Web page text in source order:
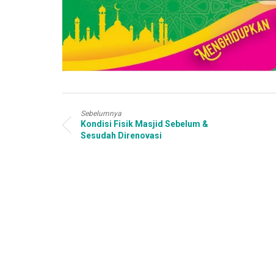
Sebelumnya
Kondisi Fisik Masjid Sebelum &
Sesudah Direnovasi